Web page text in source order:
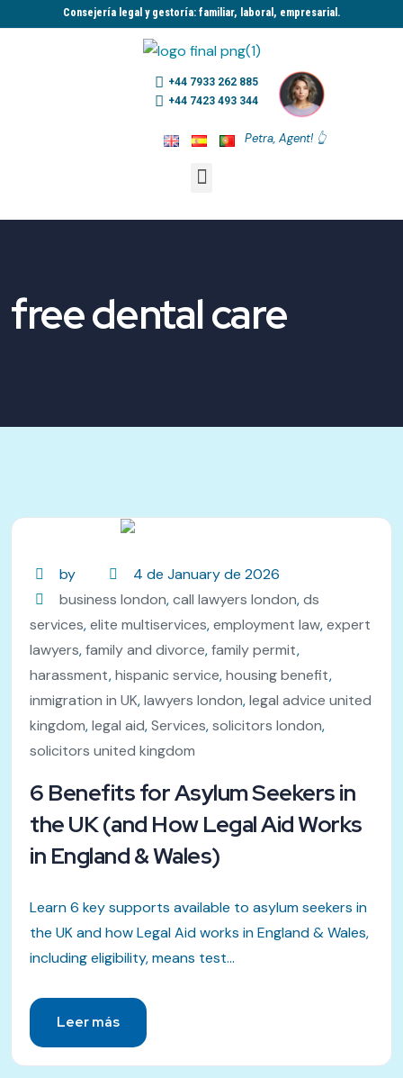
Consejería legal y gestoría: familiar, laboral, empresarial.​
+44 7933 262 885
+44 7423 493 344
Petra, Agent! 👆
free dental care
by
4 de January de 2026
business london,call lawyers london,ds
services,elite multiservices,employment law,expert
lawyers,family and divorce,family permit,
harassment,hispanic service,housing benefit,
inmigration in UK,lawyers london,legal advice united
kingdom,legal aid,Services,solicitors london,
solicitors united kingdom
6 Benefits for Asylum Seekers in
the UK (and How Legal Aid Works
in England & Wales)
Learn 6 key supports available to asylum seekers in
the UK and how Legal Aid works in England & Wales,
including eligibility, means test...
Leer más